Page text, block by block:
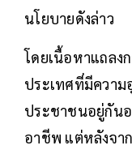
นโยบายดังล่าว
โดยเนื้อหาแถลง
ประเทศที่มีควา
ประชาชนอยู่กัน
อาชีพ แต่หลังจา